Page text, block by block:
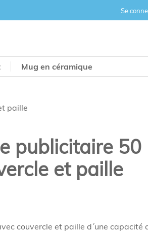
Se
Mug en céramique
paille
publicitaire 50
et paille
couvercle et paille d´une capacité